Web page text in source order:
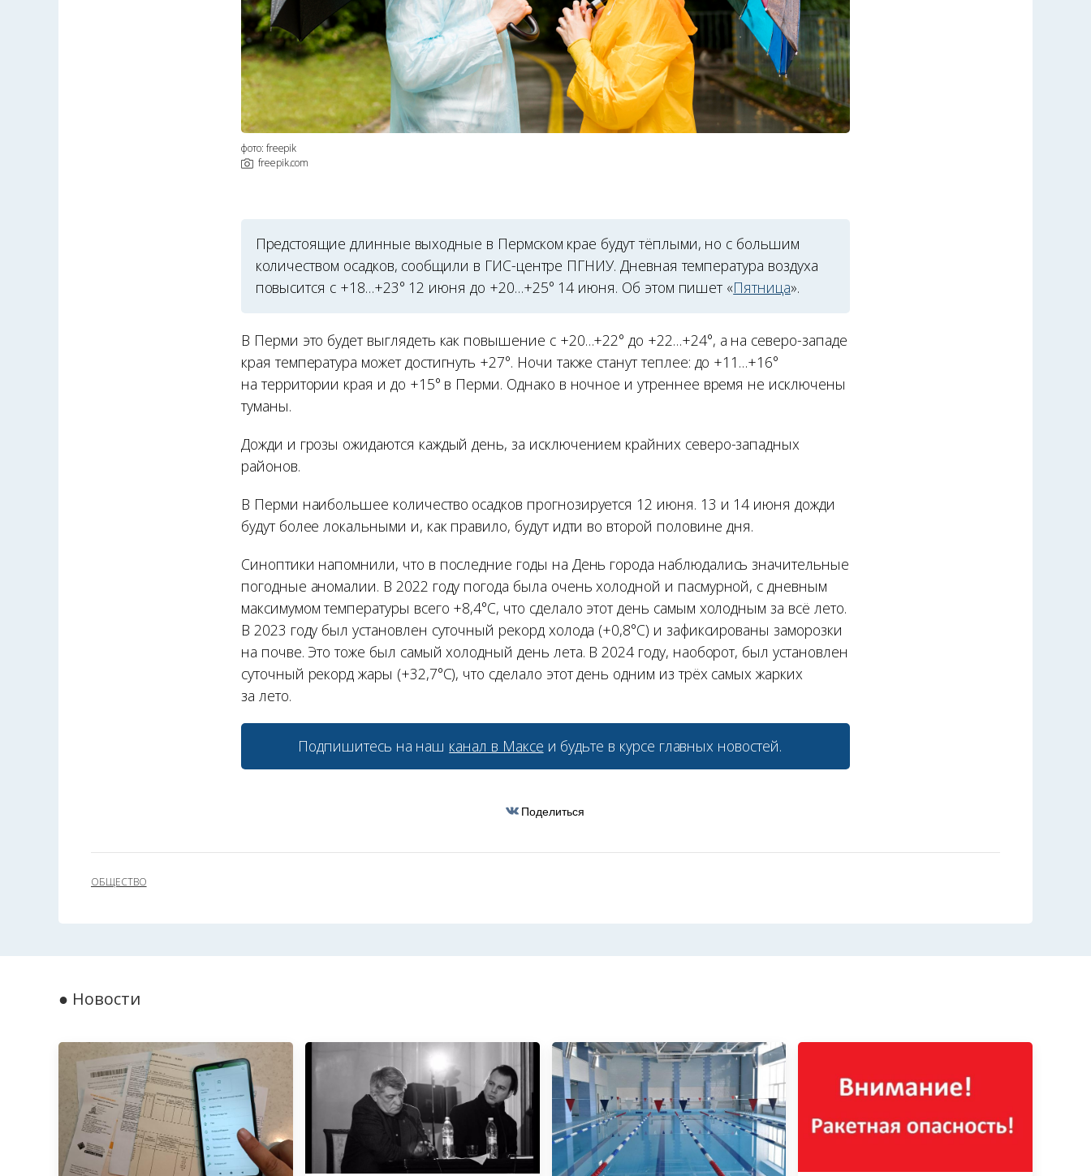
фото: freepik
freepik.com
Предстоящие длинные выходные в Пермском крае будут тёплыми, но с большим
количеством осадков, сообщили в ГИС-центре ПГНИУ. Дневная температура воздуха
повысится с +18…+23° 12 июня до +20…+25° 14 июня. Об этом пишет «Пятница».
В Перми это будет выглядеть как повышение с +20…+22° до +22…+24°, а на северо-западе
края температура может достигнуть +27°. Ночи также станут теплее: до +11…+16°
на территории края и до +15° в Перми. Однако в ночное и утреннее время не исключены
туманы.
Дожди и грозы ожидаются каждый день, за исключением крайних северо-западных
районов.
В Перми наибольшее количество осадков прогнозируется 12 июня. 13 и 14 июня дожди
будут более локальными и, как правило, будут идти во второй половине дня.
Синоптики напомнили, что в последние годы на День города наблюдались значительные
погодные аномалии. В 2022 году погода была очень холодной и пасмурной, с дневным
максимумом температуры всего +8,4°С, что сделало этот день самым холодным за всё лето.
В 2023 году был установлен суточный рекорд холода (+0,8°С) и зафиксированы заморозки
на почве. Это тоже был самый холодный день лета. В 2024 году, наоборот, был установлен
суточный рекорд жары (+32,7°С), что сделало этот день одним из трёх самых жарких
за лето.
Подпишитесь на наш канал в Максе и будьте в курсе главных новостей.
Поделиться
ОБЩЕСТВО
● Новости